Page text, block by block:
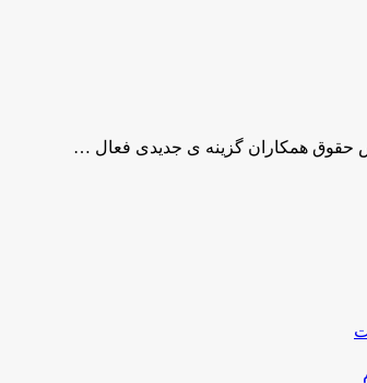
حقوق همکاران گزینه ی جدیدی فعال …